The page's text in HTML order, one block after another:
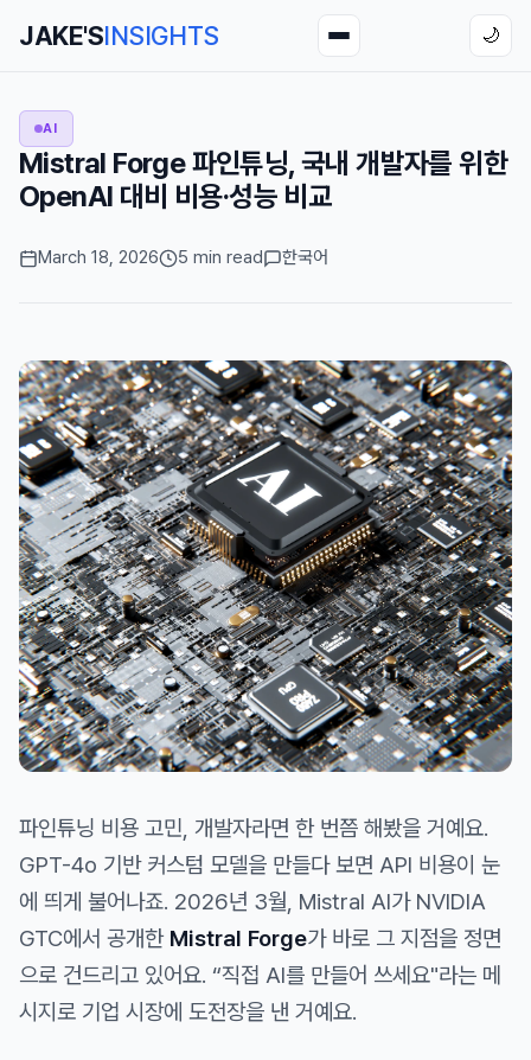
JAKE'SINSIGHTS 🌙
AI
Mistral Forge 파인튜닝, 국내 개발자를 위한
OpenAI 대비 비용·성능 비교
March 18, 2026 5 min read 한국어
파인튜닝 비용 고민, 개발자라면 한 번쯤 해봤을 거예요.
GPT-4o 기반 커스텀 모델을 만들다 보면 API 비용이 눈
에 띄게 불어나죠. 2026년 3월, Mistral AI가 NVIDIA
GTC에서 공개한 Mistral Forge가 바로 그 지점을 정면
으로 건드리고 있어요. “직접 AI를 만들어 쓰세요"라는 메
시지로 기업 시장에 도전장을 낸 거예요.